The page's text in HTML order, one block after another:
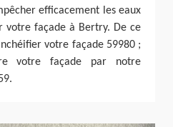
efficacement les eaux
votre façade à Bertry. De ce
votre façade 59980 ;
votre façade par notre